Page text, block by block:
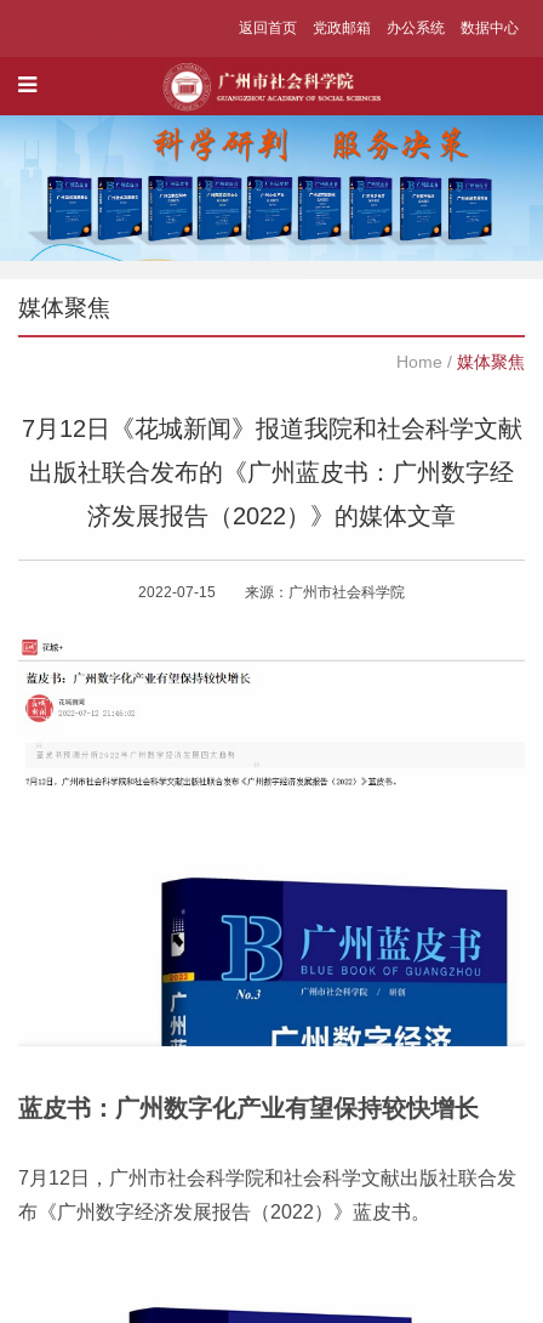
返回首页 党政邮箱 办公系统 数据中心
媒体聚焦
Home / 媒体聚焦
7月12日《花城新闻》报道我院和社会科学文献
出版社联合发布的《广州蓝皮书：广州数字经
济发展报告（2022）》的媒体文章
2022-07-15 来源：广州市社会科学院
蓝皮书：广州数字化产业有望保持较快增长
7月12日，广州市社会科学院和社会科学文献出版社联合发
布《广州数字经济发展报告（2022）》蓝皮书。